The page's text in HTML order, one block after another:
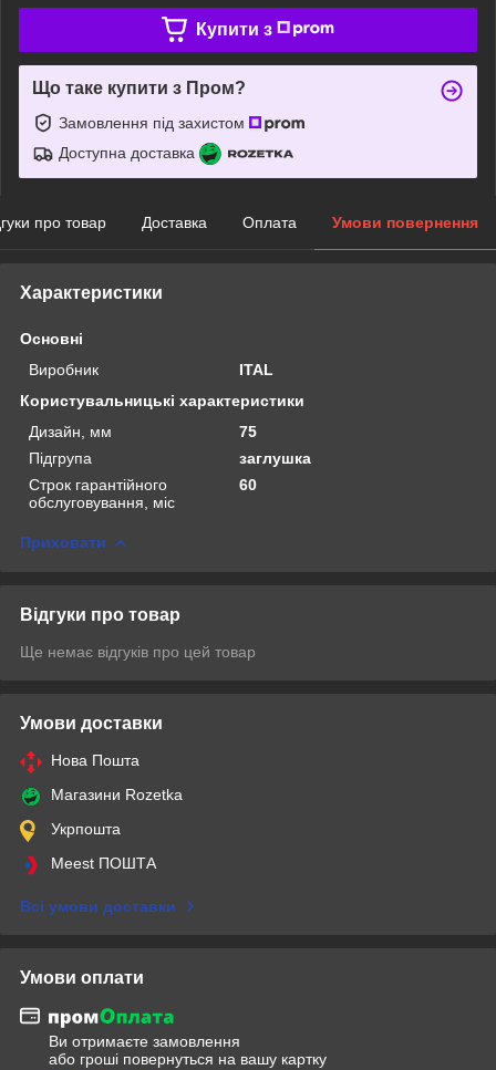
Купити з
Що таке купити з Пром?
Замовлення під захистом
Доступна доставка
про товар Доставка Оплата Умови повернення
Характеристики
Основні
Виробник
ITAL
Користувальницькі характеристики
Дизайн, мм
75
Підгрупа
заглушка
Строк гарантійного
обслуговування, міс
60
Приховати
Відгуки про товар
Ще немає відгуків про цей товар
Умови доставки
Нова Пошта
Магазини Rozetka
Укрпошта
Meest ПОШТА
Всі умови доставки
Умови оплати
Ви отримаєте замовлення
або гроші повернуться на вашу картку